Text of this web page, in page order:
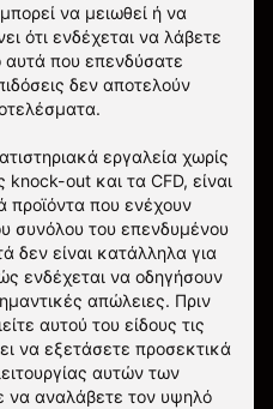
να μειωθεί ή να
ότι ενδέχεται να λάβετε
αυτά που επενδύσατε
δεν αποτελούν
εργαλεία χωρίς
out και τα CFD, είναι
προϊόντα που ενέχουν
συνόλου του επενδυμένου
δεν είναι κατάλληλα για
ενδέχεται να οδηγήσουν
απώλειες. Πριν
αυτού του είδους τις
να εξετάσετε προσεκτικά
αυτών των
να αναλάβετε τον υψηλό